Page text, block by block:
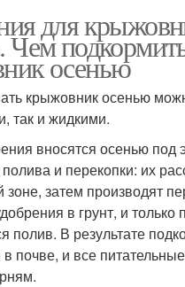
для
Чем
осенью
крыжовник осенью
так и жидкими.
вносятся осенью под
и перекопки: их
зоне, затем производят
в грунт, и только
полив. В результате
в почве, и все